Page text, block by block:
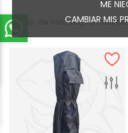
ME
CAMBIAR MIS
Precio: de más bajo a más